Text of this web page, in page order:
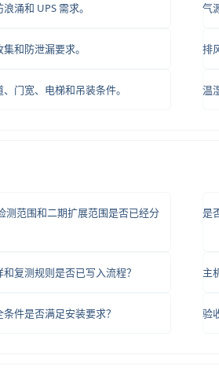
涌和 UPS 需求。 气
和防泄漏要求。 排
门宽、电梯和吊装条件。 温
测范围和二期扩展范围是否已经分
是
复测规则是否已写入流程？ 主
件是否满足安装要求？ 验